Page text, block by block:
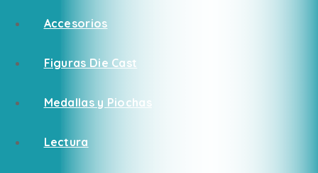
Accesorios
Figuras Die Cast
Medallas y Piochas
Lectura